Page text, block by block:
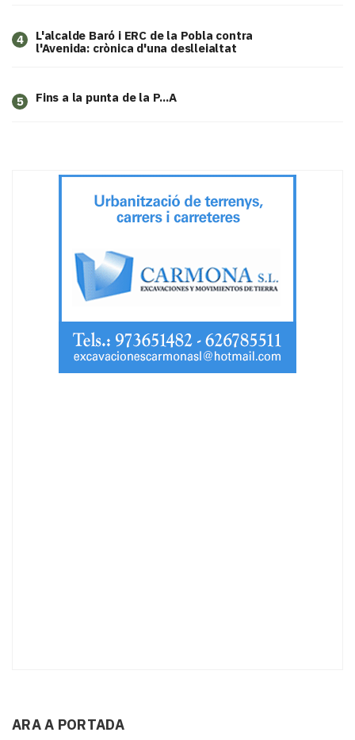
4
L'alcalde Baró i ERC de la Pobla contra
l'Avenida: crònica d'una deslleialtat
5 Fins a la punta de la P...A
ARA A PORTADA